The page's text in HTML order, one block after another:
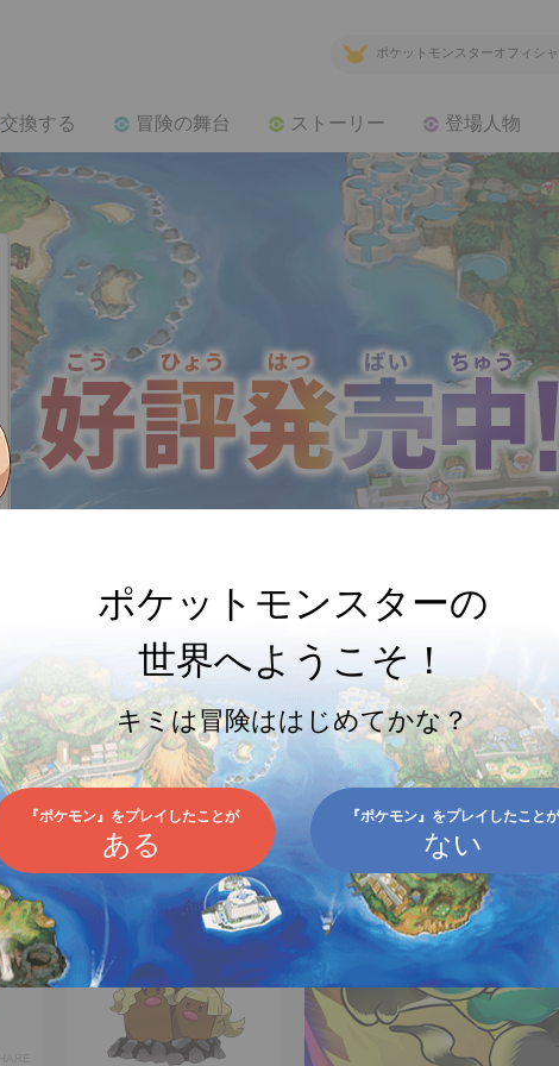
ポケットモンスターオフィシ
交換する 冒険の舞台 ストーリー 登場人物
ディグダ SHARE
224
ポケットモンスターの
世界へようこそ！
キミは冒険ははじめてかな？
『ポケモン』をプレイしたことが
ある
『ポケモン』をプレイしたことが
ない